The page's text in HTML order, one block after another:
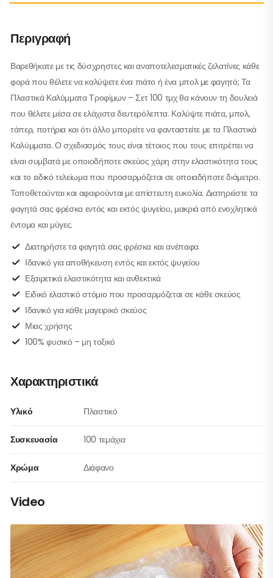
Περιγραφή
Βαρεθήκατε με τις δύσχρηστες και αναποτελεσματικές ζελατίνες κάθε
φορά που θέλετε να καλύψετε ένα πιάτο ή ένα μπολ με φαγητό; Τα
Πλαστικά Καλύμματα Τροφίμων – Σετ 100 τμχ θα κάνουν τη δουλειά
που θέλετε μέσα σε ελάχιστα δευτερόλεπτα. Καλύψτε πιάτα, μπολ,
τάπερ, ποτήρια και ότι άλλο μπορείτε να φανταστείτε με τα Πλαστικά
Καλύμματα. Ο σχεδιασμός τους είναι τέτοιος που τους επιτρέπει να
είναι συμβατά με οποιοδήποτε σκεύος χάρη στην ελαστικότητα τους
και το ειδικό τελείωμα που προσαρμόζεται σε οποιαδήποτε διάμετρο.
Τοποθετούνται και αφαιρούνται με απίστευτη ευκολία. Διατηρείστε τα
φαγητά σας φρέσκα εντός και εκτός ψυγείου, μακριά από ενοχλητικά
έντομα και μύγες.
Διατηρήστε τα φαγητά σας φρέσκα και ανέπαφα
Ιδανικό για αποθήκευση εντός και εκτός ψυγείου
Εξαιρετικά ελαστικότητα και ανθεκτικά
Ειδικό ελαστικό στόμιο που προσαρμόζεται σε κάθε σκεύος
Ιδανικό για κάθε μαγειρικό σκεύος
Μιας χρήσης
100% φυσικό – μη τοξικό
Χαρακτηριστικά
Υλικό Πλαστικό
Συσκευασία 100 τεμάχια
Χρώμα Διάφανο
Video